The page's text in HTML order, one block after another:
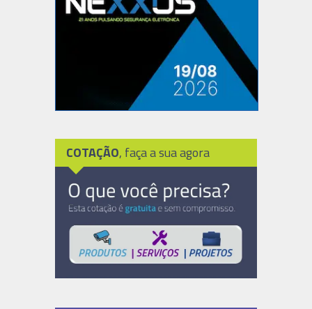
COTAÇÃO, faça a sua agora